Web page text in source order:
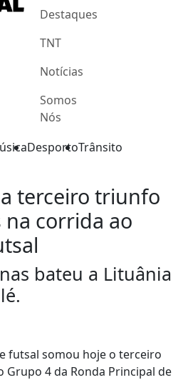
Destaques
TNT
Notícias
Somos
Nós
DesportoTrânsito
terceiro triunfo
corrida ao
bateu a Lituânia
futsal somou hoje o terceiro
4 da Ronda Principal de